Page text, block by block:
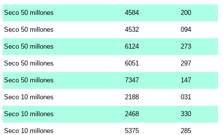
Seco 50 millones 4584 200
Seco 50 millones 4532 094
Seco 50 millones 6124 273
Seco 50 millones 6051 297
Seco 50 millones 7347 147
Seco 10 millones 2188 031
Seco 10 millones 2468 330
Seco 10 millones 5375 285